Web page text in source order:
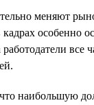
меняют
особенно
все
наибольшую